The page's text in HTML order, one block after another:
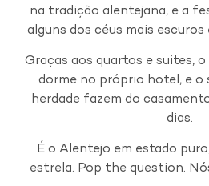
na tradição alentejana, e a
alguns dos céus mais
Graças aos quartos e suites,
dorme no próprio hotel, e o
herdade fazem do
dias.
É o Alentejo em estado
estrela. Pop the question.